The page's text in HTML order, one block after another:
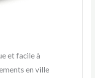
et facile à
en ville